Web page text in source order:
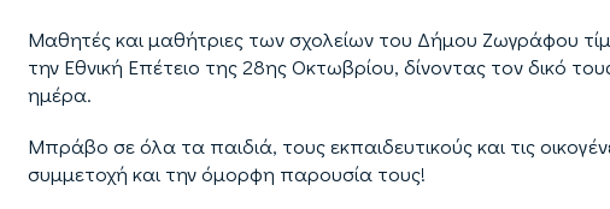
Μαθητές και μαθήτριες των σχολείων του Δήμου Ζωγράφου
την Εθνική Επέτειο της 28ης Οκτωβρίου, δίνοντας τον δικό
ημέρα.
Μπράβο σε όλα τα παιδιά, τους εκπαιδευτικούς και τις
συμμετοχή και την όμορφη παρουσία τους!